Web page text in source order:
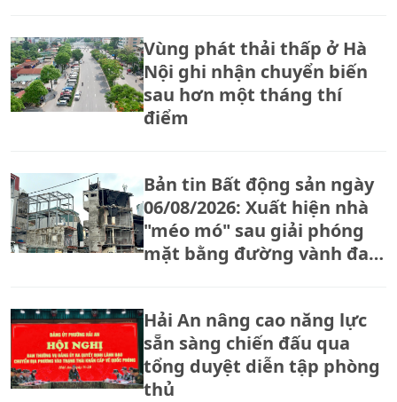
Vùng phát thải thấp ở Hà
Nội ghi nhận chuyển biến
sau hơn một tháng thí
điểm
Bản tin Bất động sản ngày
06/08/2026: Xuất hiện nhà
"méo mó" sau giải phóng
mặt bằng đường vành đai
Hải An nâng cao năng lực
sẵn sàng chiến đấu qua
tổng duyệt diễn tập phòng
thủ